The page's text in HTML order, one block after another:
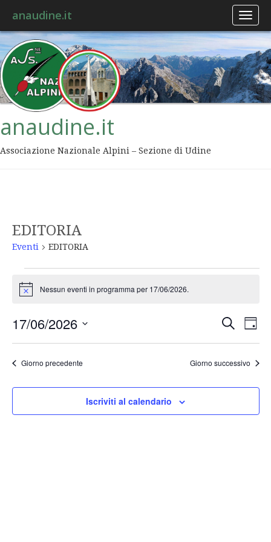
anaudine.it
anaudine.it
Associazione Nazionale Alpini – Sezione di Udine
EDITORIA
Eventi EDITORIA
Notice Nessun eventi in programma per 17/06/2026.
e
viste
Cerca
17/06/2026
data.
Giorno precedente Giorno successivo
Iscriviti al calendario